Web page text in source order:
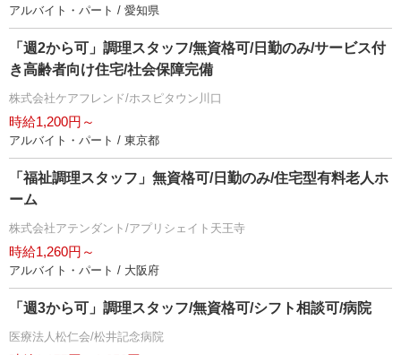
アルバイト・パート / 愛知県
「週2から可」調理スタッフ/無資格可/日勤のみ/サービス付
き高齢者向け住宅/社会保障完備
株式会社ケアフレンド/ホスピタウン川口
時給1,200円～
アルバイト・パート / 東京都
「福祉調理スタッフ」無資格可/日勤のみ/住宅型有料老人ホ
ーム
株式会社アテンダント/アプリシェイト天王寺
時給1,260円～
アルバイト・パート / 大阪府
「週3から可」調理スタッフ/無資格可/シフト相談可/病院
医療法人松仁会/松井記念病院